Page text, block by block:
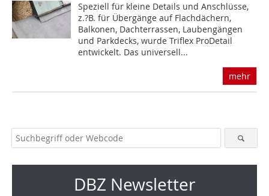
Speziell für kleine Details und Anschlüsse,
z.?B. für Übergänge auf Flachdächern,
Balkonen, Dachterrassen, Laubengängen
und Parkdecks, wurde Triflex ProDetail
entwickelt. Das universell...
mehr
DBZ Newsletter